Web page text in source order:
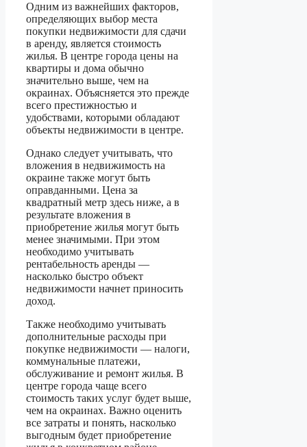
Одним из важнейших факторов,
определяющих выбор места
покупки недвижимости для сдачи
в аренду, является стоимость
жилья. В центре города цены на
квартиры и дома обычно
значительно выше, чем на
окраинах. Объясняется это прежде
всего престижностью и
удобствами, которыми обладают
объекты недвижимости в центре.
Однако следует учитывать, что
вложения в недвижимость на
окраине также могут быть
оправданными. Цена за
квадратный метр здесь ниже, а в
результате вложения в
приобретение жилья могут быть
менее значимыми. При этом
необходимо учитывать
рентабельность аренды —
насколько быстро объект
недвижимости начнет приносить
доход.
Также необходимо учитывать
дополнительные расходы при
покупке недвижимости — налоги,
коммунальные платежи,
обслуживание и ремонт жилья. В
центре города чаще всего
стоимость таких услуг будет выше,
чем на окраинах. Важно оценить
все затраты и понять, насколько
выгодным будет приобретение